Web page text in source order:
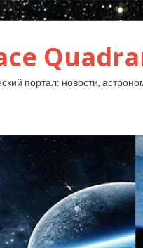
портал: новости,